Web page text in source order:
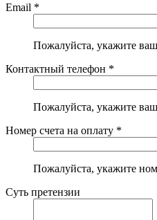
Email *
Пожалуйста, укажите
Контактный телефон *
Пожалуйста, укажите
Номер счета на оплату *
Пожалуйста, укажите
Суть претензии